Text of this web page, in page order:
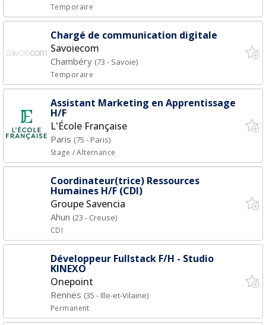
Temporaire
Chargé de communication digitale
Savoiecom
Chambéry (73 - Savoie)
Temporaire
Assistant Marketing en Apprentissage
H/F
L'École Française
Paris (75 - Paris)
Stage / Alternance
Coordinateur(trice) Ressources
Humaines H/F (CDI)
Groupe Savencia
Ahun (23 - Creuse)
CDI
Développeur Fullstack F/H - Studio
KINEXO
Onepoint
Rennes (35 - Ille-et-Vilaine)
Permanent